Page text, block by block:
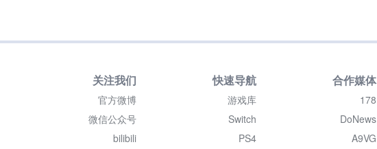
关注我们
官方微博
微信公众号
bilibili
快速导航
游戏库
Switch
PS4
合作媒体
178
DoNews
A9VG